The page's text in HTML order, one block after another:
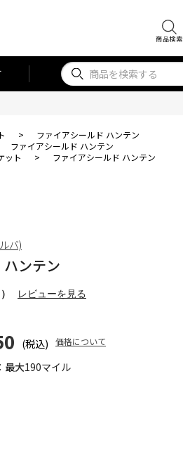
商品検索
>
ファイアシールド ハンテン
ファイアシールド ハンテン
ット > ファイアシールド ハンテン
最大190マイル
ンテン
レビューを見る
(税込) 価格について
バ)